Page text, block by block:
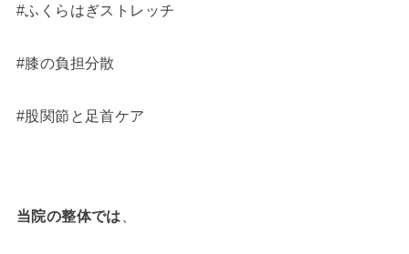
#ふくらはぎストレッチ
#膝の負担分散
#股関節と足首ケア
当院の整体では